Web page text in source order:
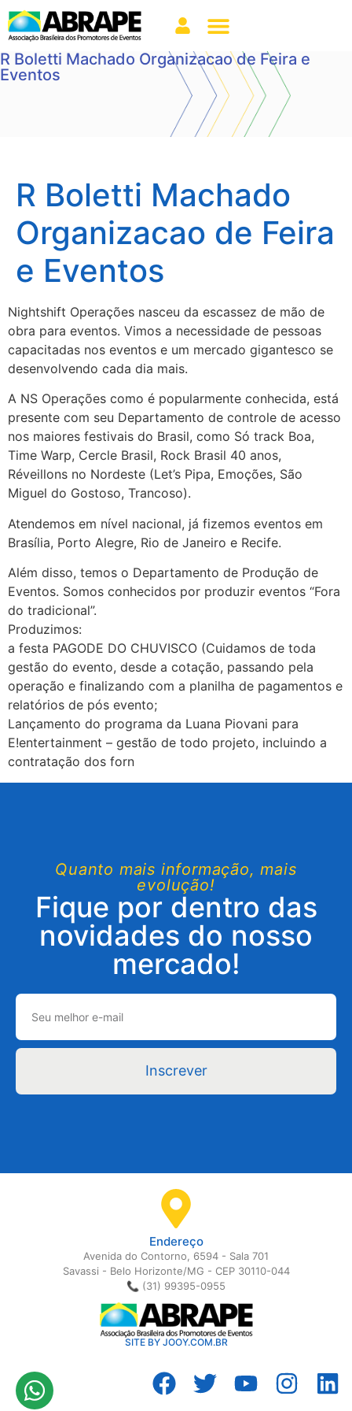
R Boletti Machado Organizacao de Feira e
Eventos
R Boletti Machado
Organizacao de Feira
e Eventos
Nightshift Operações nasceu da escassez de mão de
obra para eventos. Vimos a necessidade de pessoas
capacitadas nos eventos e um mercado gigantesco se
desenvolvendo cada dia mais.
A NS Operações como é popularmente conhecida, está
presente com seu Departamento de controle de acesso
nos maiores festivais do Brasil, como Só track Boa,
Time Warp, Cercle Brasil, Rock Brasil 40 anos,
Réveillons no Nordeste (Let’s Pipa, Emoções, São
Miguel do Gostoso, Trancoso).
Atendemos em nível nacional, já fizemos eventos em
Brasília, Porto Alegre, Rio de Janeiro e Recife.
Além disso, temos o Departamento de Produção de
Eventos. Somos conhecidos por produzir eventos “Fora
do tradicional”.
Produzimos:
a festa PAGODE DO CHUVISCO (Cuidamos de toda
gestão do evento, desde a cotação, passando pela
operação e finalizando com a planilha de pagamentos e
relatórios de pós evento;
Lançamento do programa da Luana Piovani para
E!entertainment – gestão de todo projeto, incluindo a
contratação dos forn
Quanto mais informação, mais
evolução!
Fique por dentro das
novidades do nosso
mercado!
Inscrever
Endereço
Avenida do Contorno, 6594 - Sala 701
Savassi - Belo Horizonte/MG - CEP 30110-044
📞 (31) 99395-0955
SITE BY JOOY.COM.BR